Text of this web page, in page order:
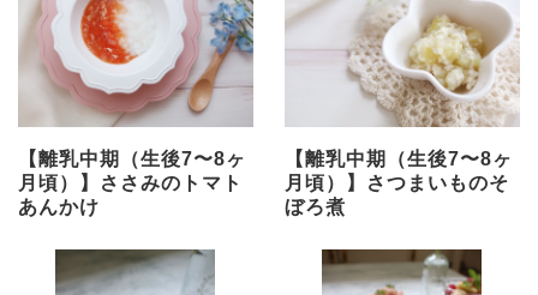
【離乳中期（生後7〜8ヶ
月頃）】ささみのトマト
あんかけ
【離乳中期（生後7〜8ヶ
月頃）】さつまいものそ
ぼろ煮